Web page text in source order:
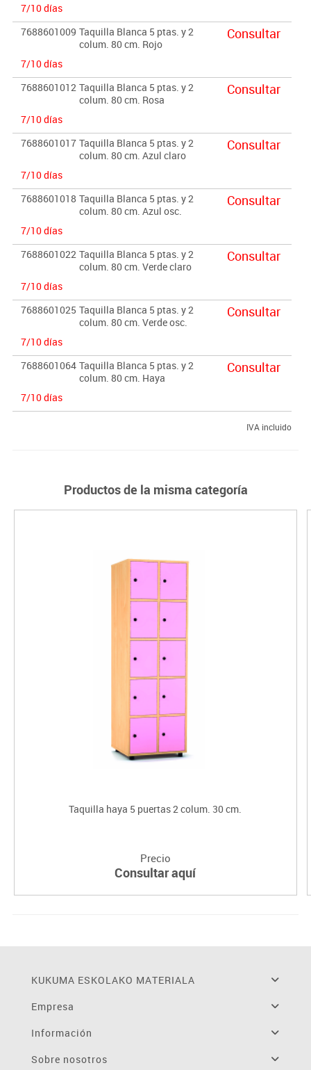
7/10 días
7688601009 Taquilla Blanca 5 ptas. y 2
colum. 80 cm. Rojo
7/10 días
Consultar
7688601012 Taquilla Blanca 5 ptas. y 2
colum. 80 cm. Rosa
7/10 días
Consultar
7688601017 Taquilla Blanca 5 ptas. y 2
colum. 80 cm. Azul claro
7/10 días
Consultar
7688601018 Taquilla Blanca 5 ptas. y 2
colum. 80 cm. Azul osc.
7/10 días
Consultar
7688601022 Taquilla Blanca 5 ptas. y 2
colum. 80 cm. Verde claro
7/10 días
Consultar
7688601025 Taquilla Blanca 5 ptas. y 2
colum. 80 cm. Verde osc.
7/10 días
Consultar
7688601064 Taquilla Blanca 5 ptas. y 2
colum. 80 cm. Haya
7/10 días
Consultar
IVA incluido
Productos de la misma categoría
Taquilla haya 5 puertas 2 colum. 30 cm.
Precio
Consultar aquí
KUKUMA ESKOLAKO MATERIALA
Empresa
Información
Sobre nosotros